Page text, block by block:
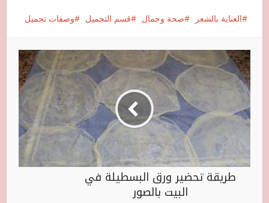
العناية بالشعر صحة وجمال قسم التجميل وصفات تجميل
طريقة تحضير ورق البسطيلة في
البيت بالصور